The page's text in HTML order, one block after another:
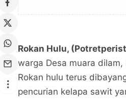
Rokan Hulu,
warga Desa muara
Rokan hulu terus
pencurian kelapa sawit